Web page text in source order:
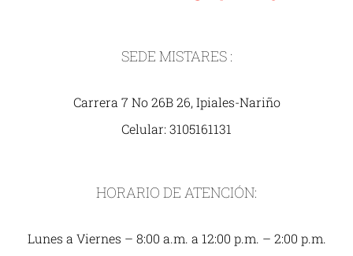
SEDE MISTARES :
Carrera 7 No 26B 26, Ipiales-Nariño
Celular: 3105161131
HORARIO DE ATENCIÓN:
Lunes a Viernes – 8:00 a.m. a 12:00 p.m. – 2:00 p.m.